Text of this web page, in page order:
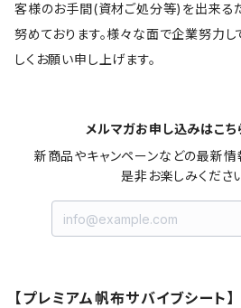
客様のお手間(資材ご処分等)を出来る
努めております。様々な面で企業努力し
しくお願い申し上げます。
メルマガお申し込みはこち
新商品やキャンペーンなどの最新
是非お楽しみくださ
【プレミアム帆布サバイブシート】